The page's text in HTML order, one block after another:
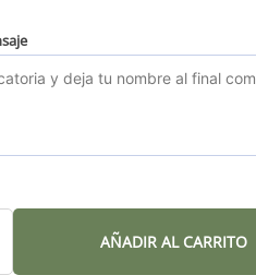
AÑADIR AL CARRITO